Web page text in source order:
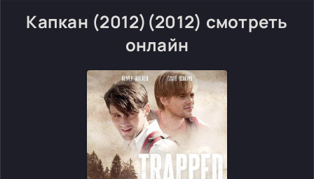
Капкан (2012)(2012) смотреть
онлайн